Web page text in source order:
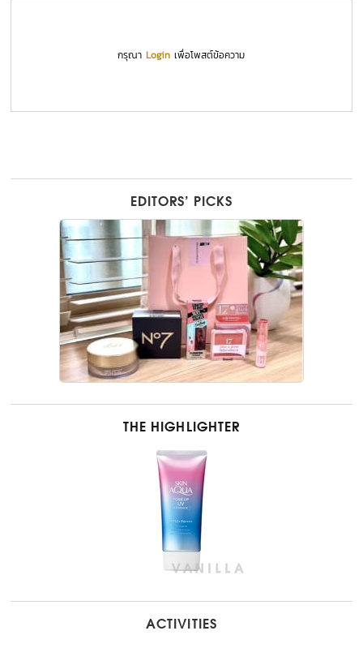
กรุณาLogin เพื่อโพสต์ข้อความ
EDITORS’ PICKS
THE HIGHLIGHTER
ACTIVITIES